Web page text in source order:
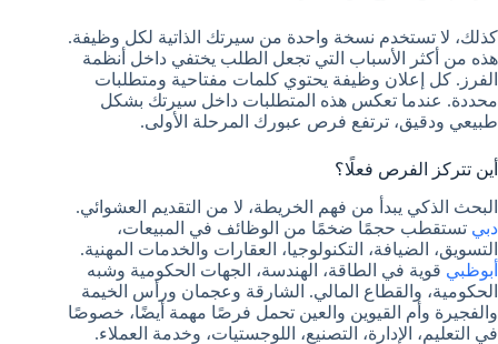
كذلك، لا تستخدم نسخة واحدة من سيرتك الذاتية لكل وظيفة.
هذه من أكثر الأسباب التي تجعل الطلب يختفي داخل أنظمة
الفرز. كل إعلان وظيفة يحتوي كلمات مفتاحية ومتطلبات
محددة. عندما تعكس هذه المتطلبات داخل سيرتك بشكل
طبيعي ودقيق، ترتفع فرص عبورك المرحلة الأولى.
أين تتركز الفرص فعلًا؟
البحث الذكي يبدأ من فهم الخريطة، لا من التقديم العشوائي.
دبي تستقطب حجمًا ضخمًا من الوظائف في المبيعات،
التسويق، الضيافة، التكنولوجيا، العقارات والخدمات المهنية.
أبوظبي قوية في الطاقة، الهندسة، الجهات الحكومية وشبه
الحكومية، والقطاع المالي. الشارقة وعجمان ورأس الخيمة
والفجيرة وأم القيوين والعين تحمل فرصًا مهمة أيضًا، خصوصًا
في التعليم، الإدارة، التصنيع، اللوجستيات، وخدمة العملاء.